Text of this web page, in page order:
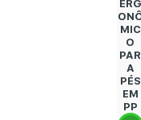
ERG
MIC
O
PAR
A
PÉS
EM
PP